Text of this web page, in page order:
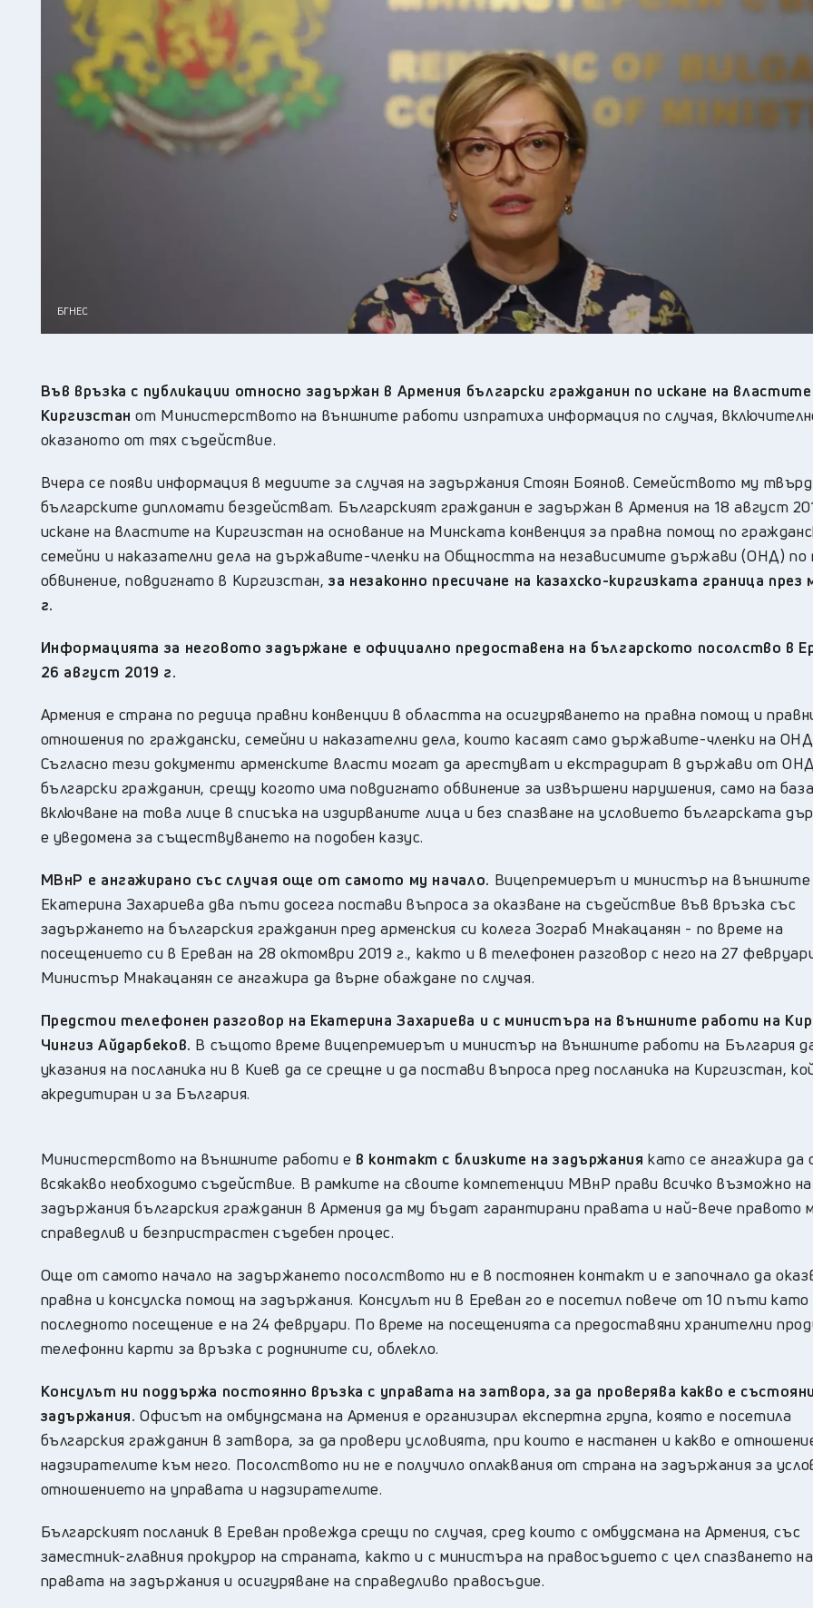
Перник, 25°C
Пловдив, 26°C
Разград, 23°C
Русе , 26°C
Силистра, 24°C
Сливен , 22°C
Смолян, 20°C
София 27°C
Стара Загора, 23°C
Търговище , 23
Хасково 27°C
Шумен , 22°C
Ямбол, 23°C
БГНЕС
Във връзка с публикации относно задържан в Армения български гражданин по искане на
Киргизстан от Министерството на външните работи изпратиха информация по случая,
оказаното от тях съдействие.
Вчера се появи информация в медиите за случая на задържания Стоян Боянов. Семейството му
българските дипломати бездействат. Българският гражданин е задържан в Армения на 18 август
искане на властите на Киргизстан на основание на Минската конвенция за правна помощ по
семейни и наказателни дела на държавите-членки на Общността на независимите държави (ОНД) по
обвинение, повдигнато в Киргизстан, за незаконно пресичане на казахско-киргизката граница през
г.
Информацията за неговото задържане е официално предоставена на българското посолство в
26 август 2019 г.
Армения е страна по редица правни конвенции в областта на осигуряването на правна помощ и
отношения по граждански, семейни и наказателни дела, които касаят само държавите-членки на
Съгласно тези документи арменските власти могат да арестуват и екстрадират в държави от ОНД
български гражданин, срещу когото има повдигнато обвинение за извършени нарушения, само на
включване на това лице в списъка на издирваните лица и без спазване на условието българската
е уведомена за съществуването на подобен казус.
МВнР е ангажирано със случая още от самото му начало. Вицепремиерът и министър на
Екатерина Захариева два пъти досега постави въпроса за оказване на съдействие във връзка със
задържането на българския гражданин пред арменския си колега Зограб Мнакацанян - по време на
посещението си в Ереван на 28 октомври 2019 г., както и в телефонен разговор с него на 27
Министър Мнакацанян се ангажира да върне обаждане по случая.
Предстои телефонен разговор на Екатерина Захариева и с министъра на външните работи на
Чингиз Айдарбеков. В същото време вицепремиерът и министър на външните работи на България
указания на посланика ни в Киев да се срещне и да постави въпроса пред посланика на Киргизстан,
акредитиран и за България.
Министерството на външните работи е в контакт с близките на задържания като се ангажира да
всякакво необходимо съдействие. В рамките на своите компетенции МВнР прави всичко възможно на
задържания българския гражданин в Армения да му бъдат гарантирани правата и най-вече правото
справедлив и безпристрастен съдебен процес.
Още от самото начало на задържането посолството ни е в постоянен контакт и е започнало да
правна и консулска помощ на задържания. Консулът ни в Ереван го е посетил повече от 10 пъти като
последното посещение е на 24 февруари. По време на посещенията са предоставяни хранителни
телефонни карти за връзка с роднините си, облекло.
Консулът ни поддържа постоянно връзка с управата на затвора, за да проверява какво е
задържания. Офисът на омбундсмана на Армения е организирал експертна група, която е посетила
българския гражданин в затвора, за да провери условията, при които е настанен и какво е
надзирателите към него. Посолството ни не е получило оплаквания от страна на задържания за
отношението на управата и надзирателите.
Българският посланик в Ереван провежда срещи по случая, сред които с омбудсмана на Армения, със
заместник-главния прокурор на страната, както и с министъра на правосъдието с цел спазването на
правата на задържания и осигуряване на справедливо правосъдие.